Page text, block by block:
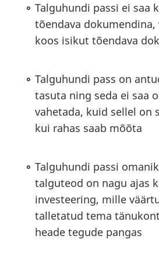
Talguhundi passi ei saa
tõendava dokumendina,
koos isikut tõendava
Talguhundi pass on
tasuta ning seda ei saa
vahetada, kuid sellel on
kui rahas saab mõõta
Talguhundi passi
talguteod on nagu ajas
investeering, mille
talletatud tema
heade tegude pangas